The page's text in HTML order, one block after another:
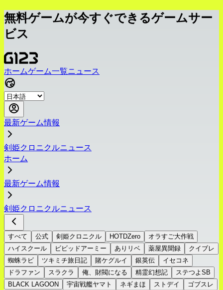
無料ゲームが今すぐできるゲームサー
ビス
ホームゲーム一覧ニュース
最新ゲーム情報
剣姫クロニクルニュース
ホーム
最新ゲーム情報
剣姫クロニクルニュース
すべて 公式 剣姫クロニクル HOTDZero
オラすご大作戦
ハイスクール
ビビッドアーミー ありリベ 薬屋異聞録
クイブレ
蜘蛛ラビ
ツキミチ旅日記 賭ケグルイ 銀英伝
イセコネ
ドラファン
スラクラ 俺、財閥になる 精霊幻想記
ステつよSB
BLACK LAGOON
宇宙戦艦ヤマト ネギまほ ストデイ
ゴブスレ